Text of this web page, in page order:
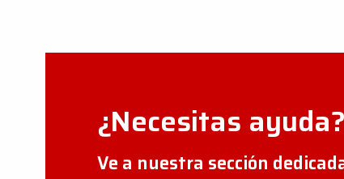
¿Necesitas ayuda?
Ve a nuestra sección